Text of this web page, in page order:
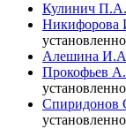
Кулинич П.А.
Никифорова
Алешина
Прокофьев
Спиридонов